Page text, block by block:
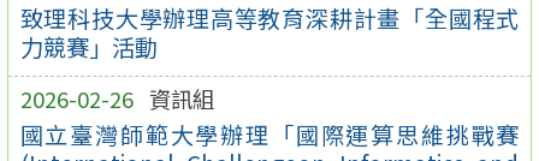
致理科技大學辦理高等教育深耕計畫「全國程式
力競賽」活動
2026-02-26 資訊組
國立臺灣師範大學辦理「國際運算思維挑戰賽